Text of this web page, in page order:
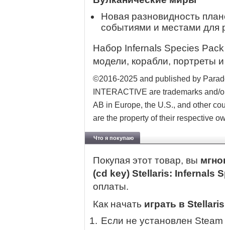
Новая разновидность
событиями и местами для
Набор Infernals Species
модели, корабли, портреты
©2016-2025 and published by
INTERACTIVE are trademarks
AB in Europe, the U.S., and other
are the property of their respective
Что я покупаю
Покупая этот товар, вы
(cd key) Stellaris: Infernals
оплаты.
Как начать играть в
Если не установлен